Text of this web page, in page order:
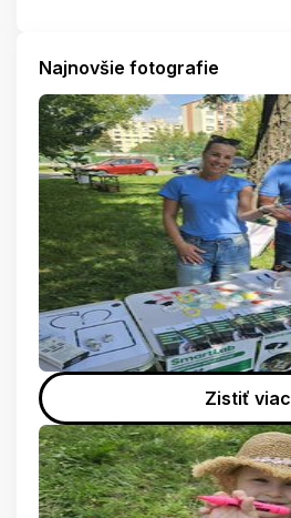
Najnovšie fotografie
Zistiť viac